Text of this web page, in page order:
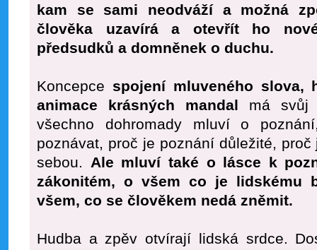
kam se sami neodváží a možná
člověka uzavírá a otevřít ho
předsudků a domněnek o duchu.
Koncepce spojení mluveného slova,
animace krásných mandal má svůj
všechno dohromady mluví o
poznávat, proč je poznání důležité,
sebou. Ale mluví také o lásce k
zákonitém, o všem co je lidskému
všem, co se člověkem nedá zněmit.
Hudba a zpěv otvírají lidská srdce.